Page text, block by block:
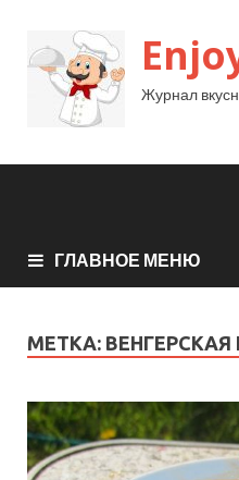
Журнал
ГЛАВНОЕ МЕНЮ
МЕТКА: ВЕНГЕРСКАЯ